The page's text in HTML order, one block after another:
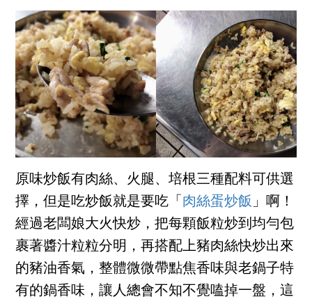
原味炒飯有肉絲、火腿、培根三種配料可供選
擇，但是吃炒飯就是要吃「 肉絲蛋炒飯 」啊！
經過老闆娘大火快炒，把每顆飯粒炒到均勻包
裹著醬汁粒粒分明，再搭配上豬肉絲快炒出來
的豬油香氣，整體微微帶點焦香味與老鍋子特
有的鍋香味，讓人總會不知不覺嗑掉一盤，這